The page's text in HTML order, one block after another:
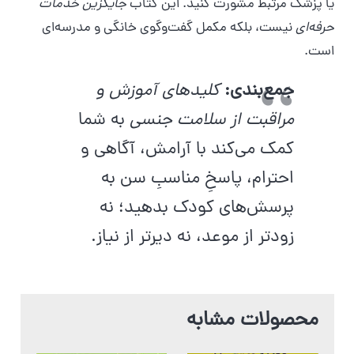
یا پزشک مرتبط مشورت کنید. این کتابجایگزین خدمات
حرفه‌اینیست، بلکه مکمل گفت‌وگوی خانگی و مدرسه‌ای
است.
جمع‌بندی: کلیدهای آموزش و
مراقبت از سلامت جنسی به شما
کمک می‌کند با آرامش، آگاهی و
احترام، پاسخِ مناسبِ سن به
پرسش‌های کودک بدهید؛ نه
زودتر از موعد، نه دیرتر از نیاز.
محصولات مشابه